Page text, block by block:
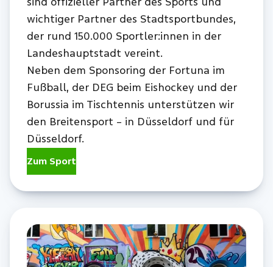
wichtiger Partner des Stadtsportbundes,
der rund 150.000 Sportler:innen in der
Landeshauptstadt vereint.
Neben dem Sponsoring der Fortuna im
Fußball, der DEG beim Eishockey und der
Borussia im Tischtennis unterstützen wir
den Breitensport – in Düsseldorf und für
Düsseldorf.
Zum Sport